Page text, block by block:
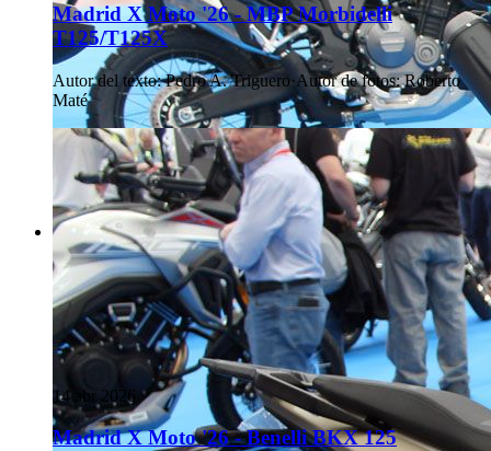
Madrid X Moto '26 - MBP Morbidelli
T125/T125X
Autor del texto: Pedro A. Triguero·Autor de fotos: Roberto
Maté
14 abr 2026
Madrid X Moto '26 - Benelli BKX 125